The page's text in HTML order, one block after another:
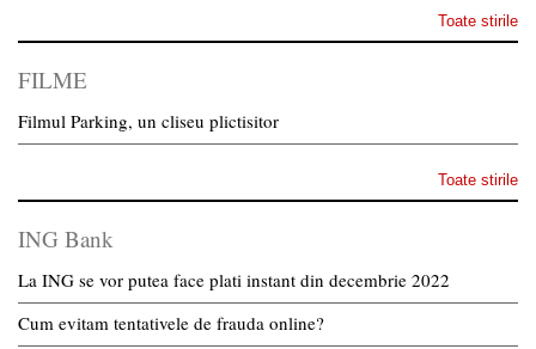
Toate stirile
FILME
Filmul Parking, un cliseu plictisitor
Toate stirile
ING Bank
La ING se vor putea face plati instant din decembrie 2022
Cum evitam tentativele de frauda online?